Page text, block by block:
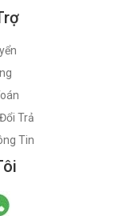
Trả
Tin